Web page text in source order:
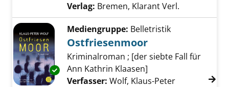
Verlag: Bremen, Klarant Verl.
Exemplar-Details von Ostfriesenmoor
Mediengruppe: Belletristik
Ostfriesenmoor
Kriminalroman ; [der siebte Fall für
Ann Kathrin Klaasen]
Verfasser: Wolf, Klaus-Peter Suche nach